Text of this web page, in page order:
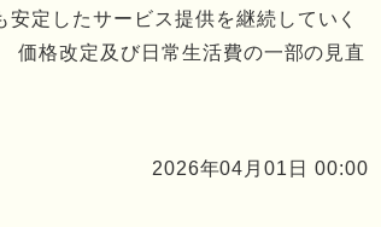
定したサービス提供を継続していく
格改定及び日常生活費の一部の見直
2026年04月01日 00:00